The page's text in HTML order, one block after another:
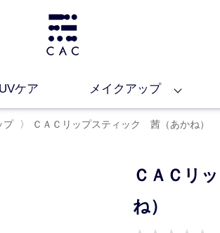
UVケア メイクアップ
プ 〉 ＣＡＣリップスティック 茜（あかね）
ＣＡＣリ
ね）